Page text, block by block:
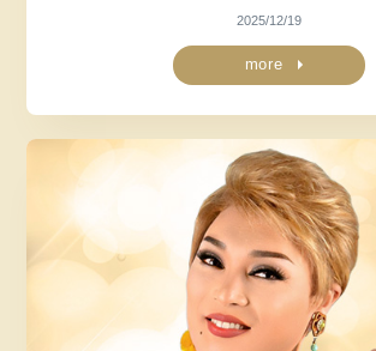
2025/12/19
more